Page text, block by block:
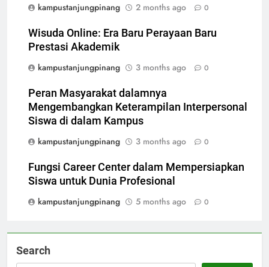
kampustanjungpinang
2 months ago 0
Wisuda Online: Era Baru Perayaan Baru
Prestasi Akademik
kampustanjungpinang
3 months ago 0
Peran Masyarakat dalamnya
Mengembangkan Keterampilan Interpersonal
Siswa di dalam Kampus
kampustanjungpinang
3 months ago 0
Fungsi Career Center dalam Mempersiapkan
Siswa untuk Dunia Profesional
kampustanjungpinang
5 months ago 0
Search